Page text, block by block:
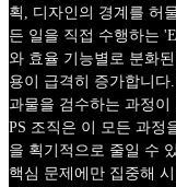
획, 디자인의 경계를 허
든 일을 직접 수행하는
와 효율 기능별로 분화
용이 급격히 증가합니
과물을 검수하는 과정이
PS 조직은 이 모든 과정
을 획기적으로 줄일 수
핵심 문제에만 집중해